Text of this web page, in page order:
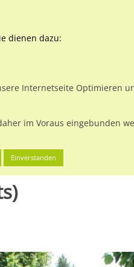
Hts Wichernstr (WE rts)
dienen dazu:
Internetseite Optimieren
im Voraus eingebunden
Einverstanden